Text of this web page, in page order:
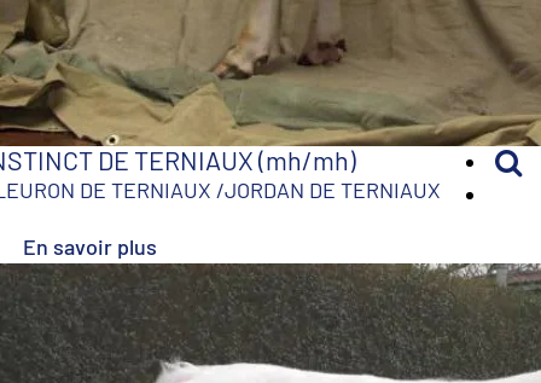
DE TERNIAUX (mh/mh)
DE TERNIAUX /JORDAN DE TERNIAUX
En savoir plus